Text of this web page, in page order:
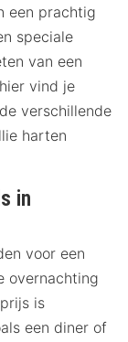
een prachtig
speciale
van een
vind je
verschillende
harten
in
voor een
overnachting
is
een diner of